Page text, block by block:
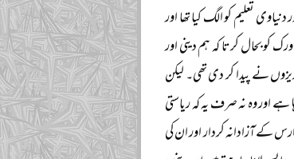
تعلیم کو الگ کیا تھا اور
پاکستانی ریاستی تعلیمی نظام ۱۸۵۷ء کے پہلے کے فریم ورک کو بحال کرتا کہ ہم دینی اور
نے پیدا کر دی تھی۔ لیکن
فارمولے پر چل رہا ہے اور وہ نہ صرف یہ کہ ریاستی
کے آزادانہ کردار اور ان کی